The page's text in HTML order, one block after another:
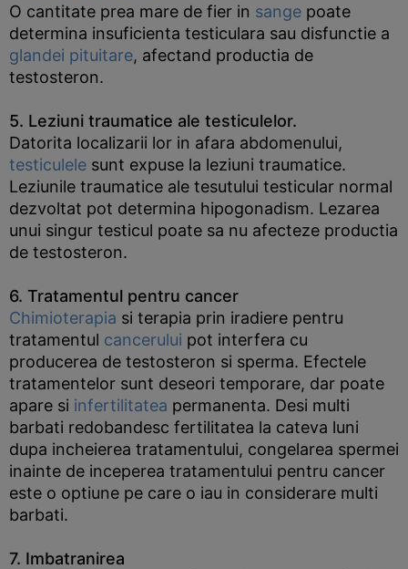
O cantitate prea mare de fier in sange poate
determina insuficienta testiculara sau disfunctie a
glandei pituitare, afectand productia de
testosteron.
5. Leziuni traumatice ale testiculelor.
Datorita localizarii lor in afara abdomenului,
testiculele sunt expuse la leziuni traumatice.
Leziunile traumatice ale tesutului testicular normal
dezvoltat pot determina hipogonadism. Lezarea
unui singur testicul poate sa nu afecteze productia
de testosteron.
6. Tratamentul pentru cancer
Chimioterapia si terapia prin iradiere pentru
tratamentul cancerului pot interfera cu
producerea de testosteron si sperma. Efectele
tratamentelor sunt deseori temporare, dar poate
apare si infertilitatea permanenta. Desi multi
barbati redobandesc fertilitatea la cateva luni
dupa incheierea tratamentului, congelarea spermei
inainte de inceperea tratamentului pentru cancer
este o optiune pe care o iau in considerare multi
barbati.
7. Imbatranirea